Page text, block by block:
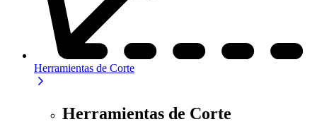
Herramientas de Corte
Herramientas de Corte